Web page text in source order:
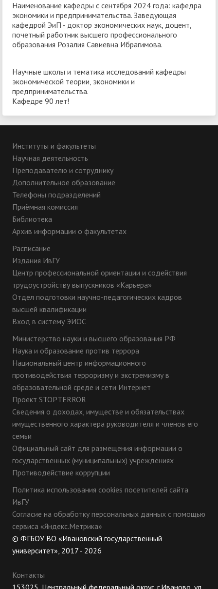
Наименование кафедры с сентября 2024 года: кафедра
экономики и предпринимательства. Заведующая
кафедрой ЭиП - доктор экономических наук, доцент,
почетный работник высшего профессионального
образования Розалия Савиевна Ибрагимова.
Научные школы и тематика исследований кафедры
экономической теории, экономики и
предпринимательства.
Кафедре 90 лет!
Институты и факультеты
Научная деятельность
Преподавателю и сотруднику
Дополнительное образование
Телефоны подразделений
Приёмная комиссия
Библиотека
Архив информации о факультетах
Расписание
Издания ИвГУ
Центр профессиональной ориентации и содействия
трудоустройству выпускников «Карьера»
Отдел подготовки научно-педагогических кадров
высшей квалификации
Вход в систему ЭИОС
Министерство науки и высшего образования РФ
Наука и образование против террора
Национальный центр информационного
противодействия терроризму и экстремизму в
образовательной среде и сети Интернет
Проект STOPTERROR
Сведения о доходах, имуществе и обязательствах
имущественного характера руководителя и членов его
семьи
Официальный сайт для размещения информации о
государственных (муниципальных) учреждениях
Противодействие коррупции
Политика использования cookies посетителей сайта
ИвГУ
Согласие на обработку персональных данных с помощью
сервиса «Яндекс.Метрика»
© ФГБОУ ВО «Ивановский государственный
университет», 2017 - 2026
Контакты
153025, Центральный федеральный округ, г.Иваново, ул.